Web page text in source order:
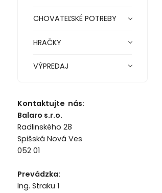
CHOVATEĽSKÉ POTREBY
HRAČKY
VÝPREDAJ
Kontaktujte nás:
Balaro s.r.o.
Radlinského 28
Spišská Nová Ves
052 01
Prevádzka:
Ing. Straku 1